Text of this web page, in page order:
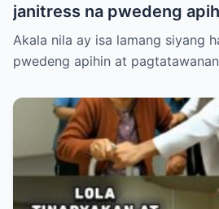
janitress na pwedeng
pagtatawanan. Sa loob
Corporate Holdings,
mga mapanghusgang
Akala nila ay isa lamang siyang
pwedeng apihin at